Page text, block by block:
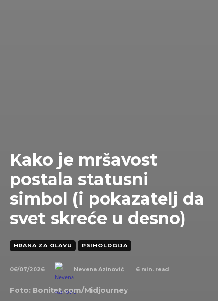
Kako je mršavost
postala statusni
simbol (i pokazatelj da
svet skreće u desno)
HRANA ZA GLAVU PSIHOLOGIJA
06/07/2026 Nevena Azinović 6 min. read
Foto: Bonitet.com/Midjourney